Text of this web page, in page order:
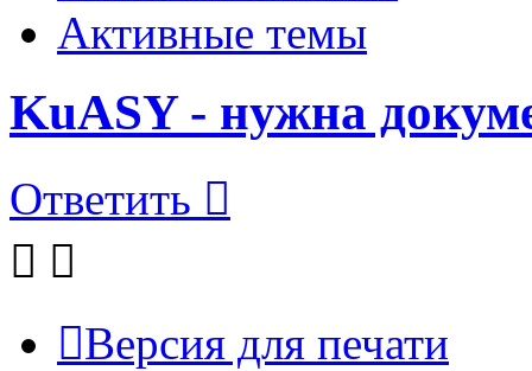
Активные темы
KuASY - нужна
Ответить
Версия для печати